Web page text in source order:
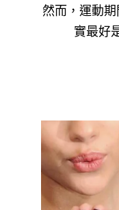
然而，運動
實最好